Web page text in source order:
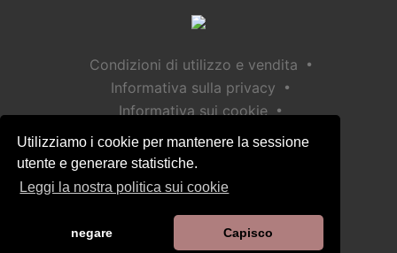
Utilizziamo i cookie per mantenere la sessione
utente e generare statistiche.
Leggi la nostra politica sui cookie
negare Capisco
Condizioni di utilizzo e vendita •
Informativa sulla privacy •
Informativa sui cookie •
Politica sulla sicurezza dei bambini
Aiuto / Contatto